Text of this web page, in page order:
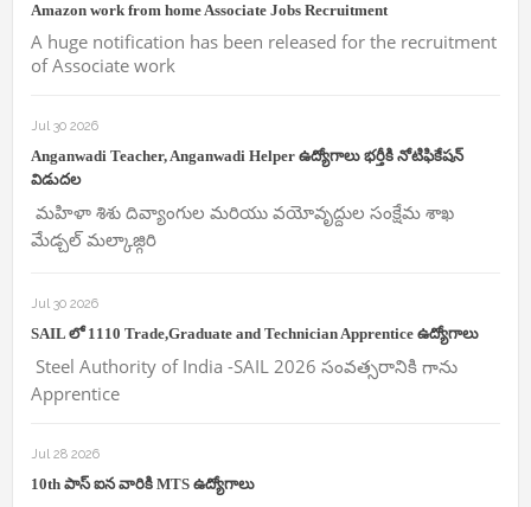
Amazon work from home Associate Jobs Recruitment
A huge notification has been released for the recruitment
of Associate work
Jul 30 2026
Anganwadi Teacher, Anganwadi Helper ఉద్యోగాలు భర్తీకి నోటిఫికేషన్
విడుదల
మహిళా శిశు దివ్యాంగుల మరియు వయోవృద్దుల సంక్షేమ శాఖ
మేడ్చల్ మల్కాజ్గిరి
Jul 30 2026
SAIL లో 1110 Trade,Graduate and Technician Apprentice ఉద్యోగాలు
Steel Authority of India -SAIL 2026 సంవత్సరానికి గాను
Apprentice
Jul 28 2026
10th పాస్ ఐన వారికి MTS ఉద్యోగాలు